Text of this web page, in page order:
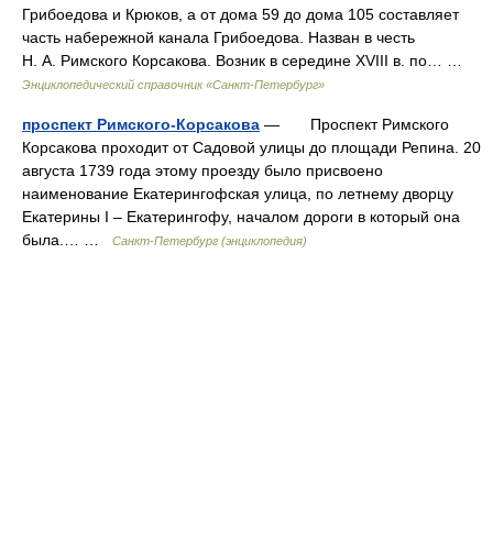
Грибоедова и Крюков, а от дома 59 до дома 105 составляет
часть набережной канала Грибоедова. Назван в честь
Н. А. Римского Корсакова. Возник в середине XVIII в. по… …
Энциклопедический справочник «Санкт-Петербург»
проспект Римского-Корсакова — Проспект Римского
Корсакова проходит от Садовой улицы до площади Репина. 20
августа 1739 года этому проезду было присвоено
наименование Екатерингофская улица, по летнему дворцу
Екатерины I – Екатерингофу, началом дороги в который она
была.… …
Санкт-Петербург (энциклопедия)